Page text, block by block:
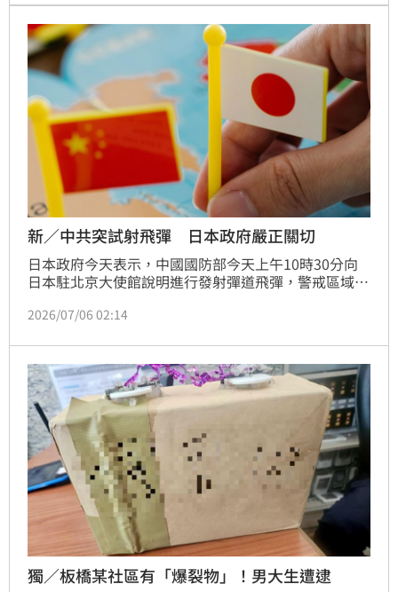
新／中共突試射飛彈 日本政府嚴正關切
日本政府今天表示，中國國防部今天上午10時30分向
日本駐北京大使館說明進行發射彈道飛彈，警戒區域為
2026/07/06 02:14
獨／板橋某社區有「爆裂物」！男大生遭逮